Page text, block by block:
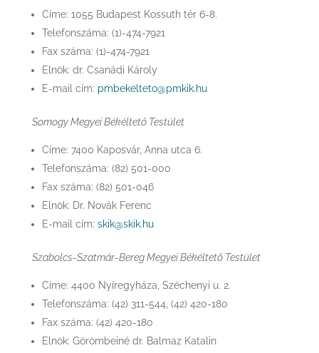
Címe: 1055 Budapest Kossuth tér 6-8.
Telefonszáma: (1)-474-7921
Fax száma: (1)-474-7921
Elnök: dr. Csanádi Károly
E-mail cím: pmbekelteto@pmkik.hu
Somogy Megyei Békéltető Testület
Címe: 7400 Kaposvár, Anna utca 6.
Telefonszáma: (82) 501-000
Fax száma: (82) 501-046
Elnök: Dr. Novák Ferenc
E-mail cím: skik@skik.hu
Szabolcs-Szatmár-Bereg Megyei Békéltető Testület
Címe: 4400 Nyíregyháza, Széchenyi u. 2.
Telefonszáma: (42) 311-544, (42) 420-180
Fax száma: (42) 420-180
Elnök: Görömbeiné dr. Balmaz Katalin